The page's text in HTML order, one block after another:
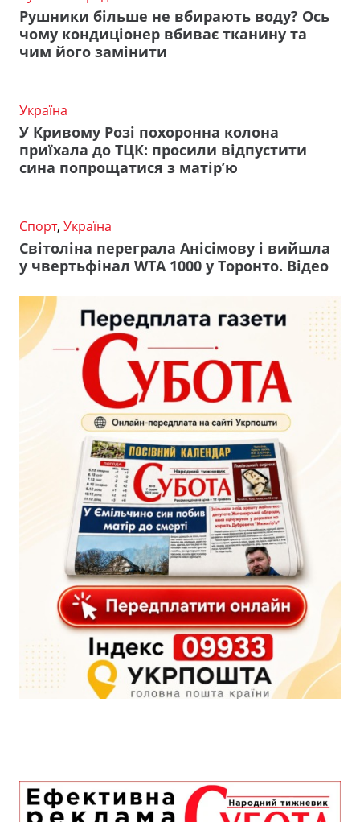
Рушники більше не вбирають воду? Ось
чому кондиціонер вбиває тканину та
чим його замінити
Україна
У Кривому Розі похоронна колона
приїхала до ТЦК: просили відпустити
сина попрощатися з матір’ю
Спорт, Україна
Світоліна переграла Анісімову і вийшла
у чвертьфінал WTA 1000 у Торонто. Відео